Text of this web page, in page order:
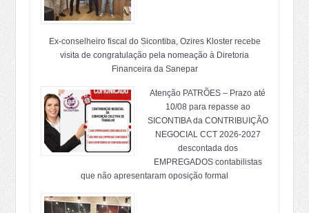
Ex-conselheiro fiscal do Sicontiba, Ozires Kloster recebe
visita de congratulação pela nomeação à Diretoria
Financeira da Sanepar
Atenção PATRÕES – Prazo até
10/08 para repasse ao
SICONTIBA da CONTRIBUIÇÃO
NEGOCIAL CCT 2026-2027
descontada dos
EMPREGADOS contabilistas
que não apresentaram oposição formal